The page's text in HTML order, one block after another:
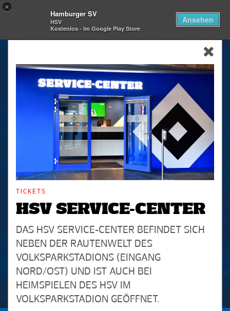
×
Hamburger SV
HSV
Kostenlos - Im Google Play Store
Ansehen
skip_navigation
TICKETS
HSV SERVICE-CENTER
DAS HSV SERVICE-CENTER BEFINDET SICH
NEBEN DER RAUTENWELT DES
VOLKSPARKSTADIONS (EINGANG
NORD/OST) UND IST AUCH BEI
HEIMSPIELEN DES HSV IM
VOLKSPARKSTADION GEÖFFNET.